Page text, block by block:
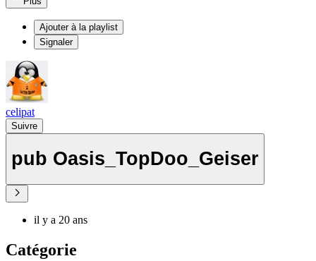
Ajouter à la playlist
Signaler
celipat
Suivre
pub Oasis_TopDoo_Geiser
il y a 20 ans
Catégorie